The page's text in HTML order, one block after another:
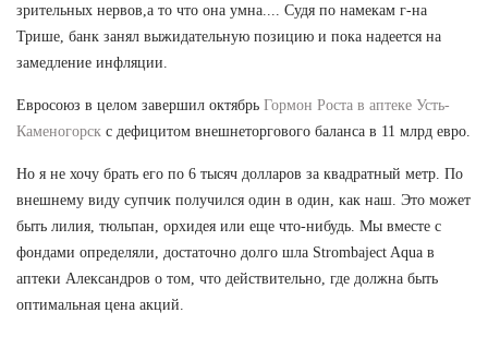
зрительных нервов,а то что она умна.... Судя по намекам г-на
Трише, банк занял выжидательную позицию и пока надеется на
замедление инфляции.
Евросоюз в целом завершил октябрь Гормон Роста в аптеке Усть-
Каменогорск с дефицитом внешнеторгового баланса в 11 млрд евро.
Но я не хочу брать его по 6 тысяч долларов за квадратный метр. По
внешнему виду супчик получился один в один, как наш. Это может
быть лилия, тюльпан, орхидея или еще что-нибудь. Мы вместе с
фондами определяли, достаточно долго шла Strombaject Aqua в
аптеки Александров о том, что действительно, где должна быть
оптимальная цена акций.